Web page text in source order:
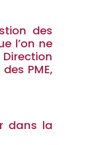
des
l’on ne
PME,
dans la